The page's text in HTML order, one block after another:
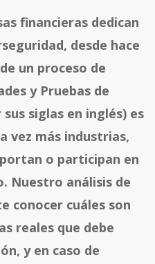
financieras dedican
desde hace
un proceso de
y Pruebas de
siglas en inglés) es
vez más industrias,
o participan en
Nuestro análisis de
conocer cuáles son
reales que debe
y en caso de